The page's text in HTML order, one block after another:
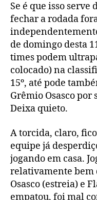
Se é que isso serve
fechar a rodada
de domingo desta
times podem
colocado) na
15º, até pode
Grêmio Osasco
Deixa quieto.
A torcida, claro,
equipe já
jogando em casa.
relativamente bem
Osasco (estreia) e
empatou, foi mal